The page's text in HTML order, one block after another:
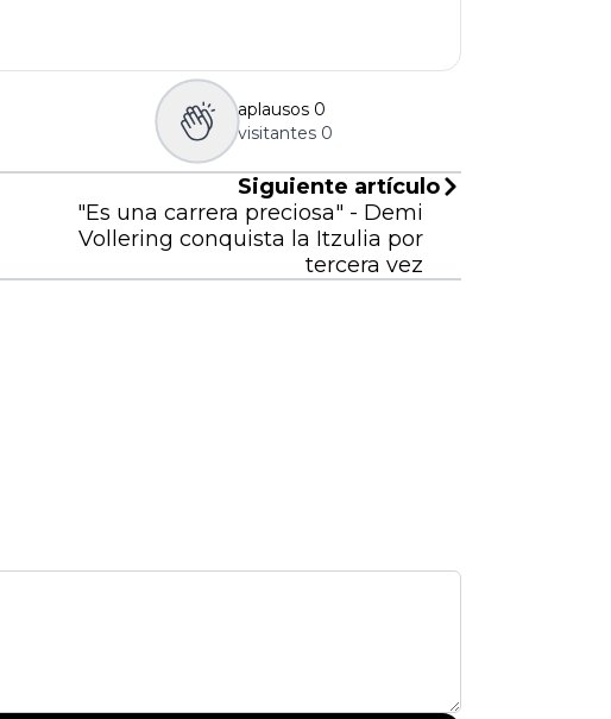
aplausos 0
visitantes 0
Siguiente artículo
"Es una carrera preciosa" - Demi
Vollering conquista la Itzulia por
tercera vez